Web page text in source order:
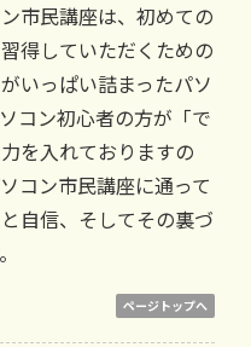
市民講座は、初めての
得していただくための
いっぱい詰まったパソ
コン初心者の方が「で
を入れておりますの
コン市民講座に通って
自信、そしてその裏づ
ページトップへ